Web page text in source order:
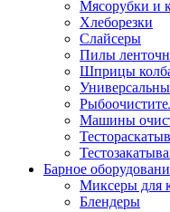
Мясорубки и
Хлеборезки
Слайсеры
Пилы
Шприцы
Машины
Барное
Миксеры для
Блендеры